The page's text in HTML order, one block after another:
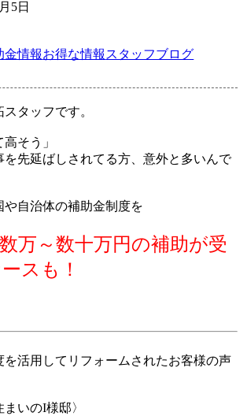
5日
金情報お得な情報 スタッフブログ
タッフです。
そう」
を先延ばしされてる方、意外と多いんで
や自治体の補助金制度を
万～数十万円の補助が受
スも！
を活用してリフォームされたお客様の声
まいのI様邸〉